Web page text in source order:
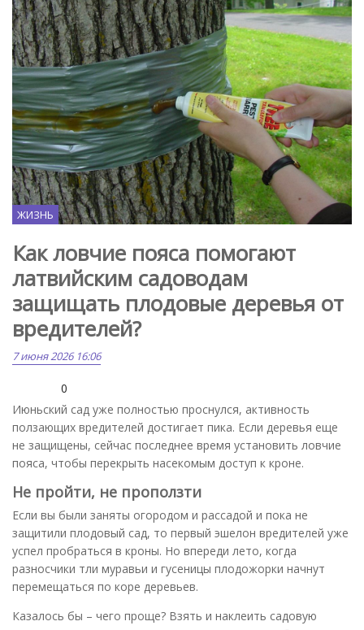
ЖИЗНЬ
Как ловчие пояса помогают
латвийским садоводам
защищать плодовые деревья от
вредителей?
7 июня 2026 16:06
0
Июньский сад уже полностью проснулся, активность
ползающих вредителей достигает пика. Если деревья еще
не защищены, сейчас последнее время установить ловчие
пояса, чтобы перекрыть насекомым доступ к кроне.
Не пройти, не проползти
Если вы были заняты огородом и рассадой и пока не
защитили плодовый сад, то первый эшелон вредителей уже
успел пробраться в кроны. Но впереди лето, когда
разносчики тли муравьи и гусеницы плодожорки начнут
перемещаться по коре деревьев.
Казалось бы – чего проще? Взять и наклеить садовую